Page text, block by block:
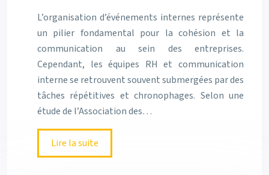
L’organisation d’événements internes représente
un pilier fondamental pour la cohésion et la
communication au sein des entreprises.
Cependant, les équipes RH et communication
interne se retrouvent souvent submergées par des
tâches répétitives et chronophages. Selon une
étude de l’Association des…
Lire la suite